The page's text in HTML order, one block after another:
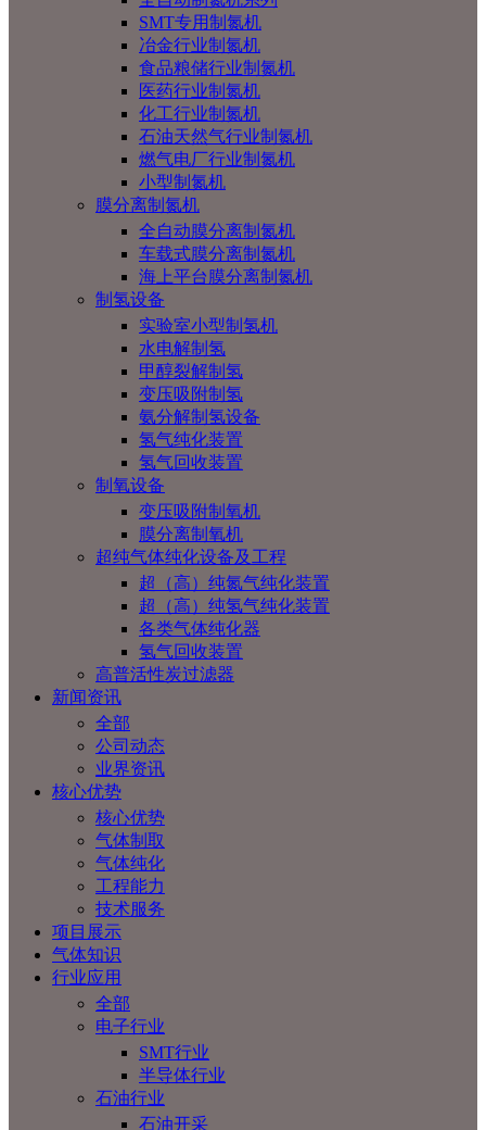
SMT专用制氮机
冶金行业制氮机
食品粮储行业制氮机
医药行业制氮机
化工行业制氮机
石油天然气行业制氮机
燃气电厂行业制氮机
小型制氮机
膜分离制氮机
全自动膜分离制氮机
车载式膜分离制氮机
海上平台膜分离制氮机
制氢设备
实验室小型制氢机
水电解制氢
甲醇裂解制氢
变压吸附制氢
氨分解制氢设备
氢气纯化装置
氢气回收装置
制氧设备
变压吸附制氧机
膜分离制氧机
超纯气体纯化设备及工程
超（高）纯氮气纯化装置
超（高）纯氢气纯化装置
各类气体纯化器
氢气回收装置
高普活性炭过滤器
新闻资讯
全部
公司动态
业界资讯
核心优势
核心优势
气体制取
气体纯化
工程能力
技术服务
项目展示
气体知识
行业应用
全部
电子行业
SMT行业
半导体行业
石油行业
石油开采